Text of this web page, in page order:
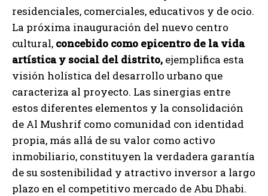
residenciales, comerciales, educativos y de ocio.
La próxima inauguración del nuevo centro
cultural, concebido como epicentro de la vida
artística y social del distrito, ejemplifica esta
visión holística del desarrollo urbano que
caracteriza al proyecto. Las sinergias entre
estos diferentes elementos y la consolidación
de Al Mushrif como comunidad con identidad
propia, más allá de su valor como activo
inmobiliario, constituyen la verdadera garantía
de su sostenibilidad y atractivo inversor a largo
plazo en el competitivo mercado de Abu Dhabi.